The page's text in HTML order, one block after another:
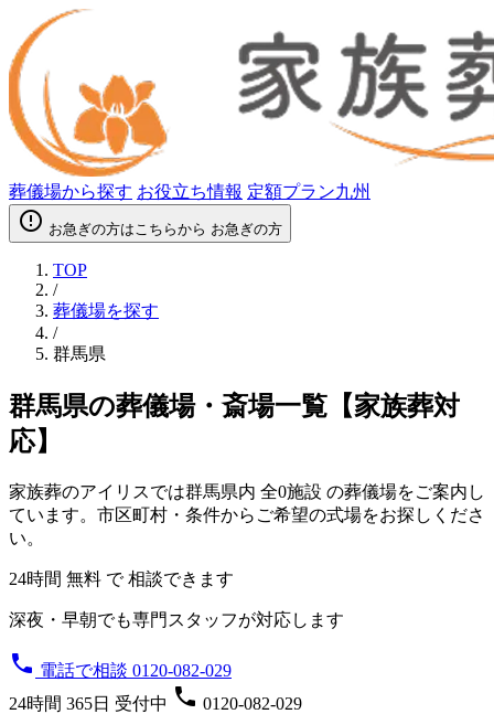
葬儀場から探す お役立ち情報 定額プラン九州
error_outline お急ぎの方はこちらから お急ぎの方
TOP
/
葬儀場を探す
/
群馬県
群馬県の葬儀場・斎場一覧【家族葬対
応】
家族葬のアイリスでは群馬県内 全0施設 の葬儀場をご案内し
ています。市区町村・条件からご希望の式場をお探しくださ
い。
24時間 無料 で 相談できます
深夜・早朝でも専門スタッフが対応します
phone 電話で相談 0120-082-029
24時間 365日 受付中 phone 0120-082-029